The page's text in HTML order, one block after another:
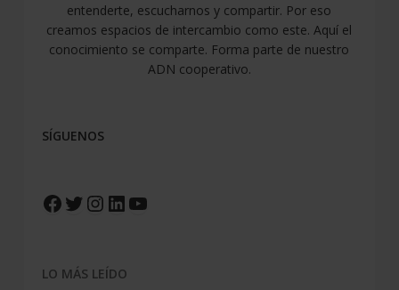
entenderte, escucharnos y compartir. Por eso
creamos espacios de intercambio como este. Aquí el
conocimiento se comparte. Forma parte de nuestro
ADN cooperativo.
SÍGUENOS
Facebook
Twitter
Instagram
LinkedIn
YouTube
LO MÁS LEÍDO